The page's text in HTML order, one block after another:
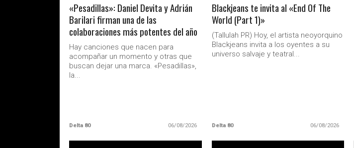
«Pesadillas»: Daniel Devita y Adrián
Barilari firman una de las
colaboraciones más potentes del año
Hay canciones que nacen para
acompañar un momento y otras que
buscan dejar una marca. «Pesadillas»,
la...
Delta 80 06/08/2026
Blackjeans te invita al «End Of The
World (Part 1)»
(Tallulah PR) Hoy, el artista neoyorquino
Blackjeans invita a los oyentes a su
universo salvaje y teatral...
Delta 80 06/08/2026